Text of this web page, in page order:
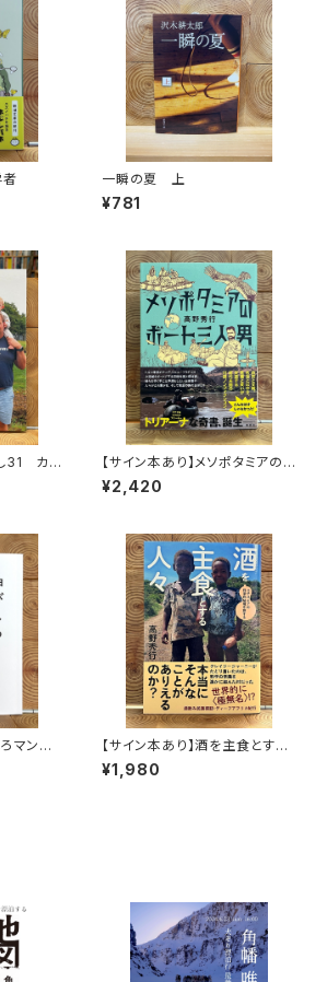
者 一瞬の夏 上
¥781
31 カナ
【サイン本あり】メソポタミアの
ボート三人男
¥2,420
マンが
【サイン本あり】酒を主食とする
人々 エチオピアの科学的秘境
を旅する
¥1,980